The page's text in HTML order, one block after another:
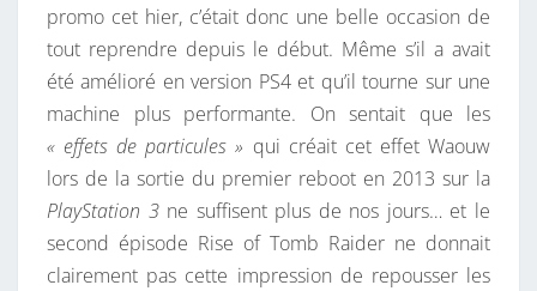
promo cet hier, c’était donc une belle occasion de
tout reprendre depuis le début. Même s’il a avait
été amélioré en version PS4 et qu’il tourne sur une
machine plus performante. On sentait que les
« effets de particules » qui créait cet effet Waouw
lors de la sortie du premier reboot en 2013 sur la
PlayStation 3ne suffisent plus de nos jours… et le
second épisode Rise of Tomb Raider ne donnait
clairement pas cette impression de repousser les